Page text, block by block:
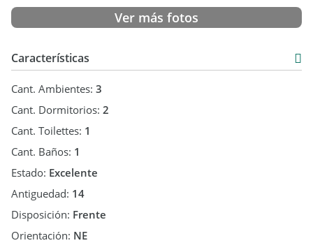
Ver más fotos
Características
Cant. Ambientes: 3
Cant. Dormitorios: 2
Cant. Toilettes: 1
Cant. Baños: 1
Estado: Excelente
Antiguedad: 14
Disposición: Frente
Orientación: NE